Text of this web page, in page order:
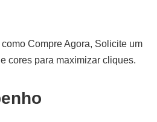
Compre Agora, Solicite um
cores para maximizar cliques.